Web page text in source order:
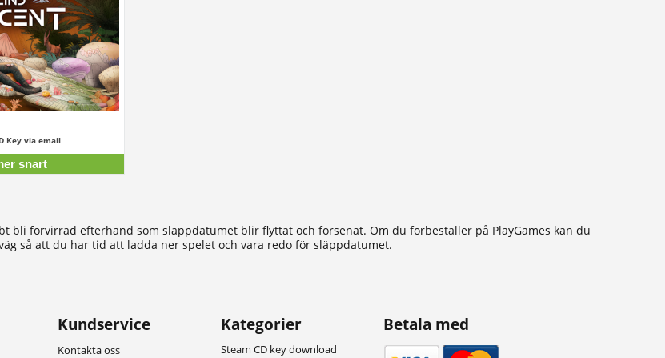
Key via email
snart
bli förvirrad efterhand som släppdatumet blir flyttat och försenat. Om du förbeställer på PlayGames kan du
så att du har tid att ladda ner spelet och vara redo för släppdatumet.
Kundservice
Kontakta oss
Kategorier
Steam CD key download
Betala med